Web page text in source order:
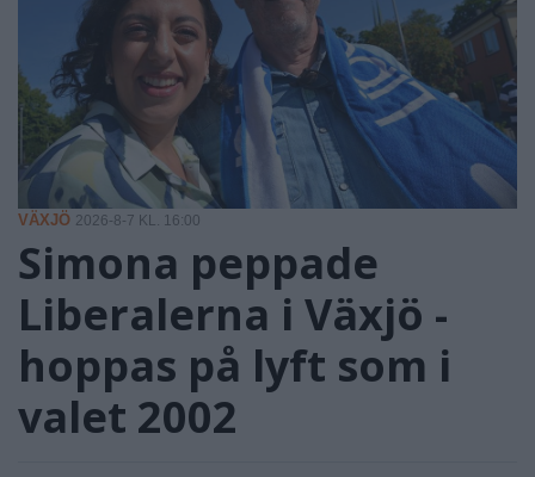
VÄXJÖ 2026-8-7 KL. 16:00
Simona peppade
Liberalerna i Växjö -
hoppas på lyft som i
valet 2002